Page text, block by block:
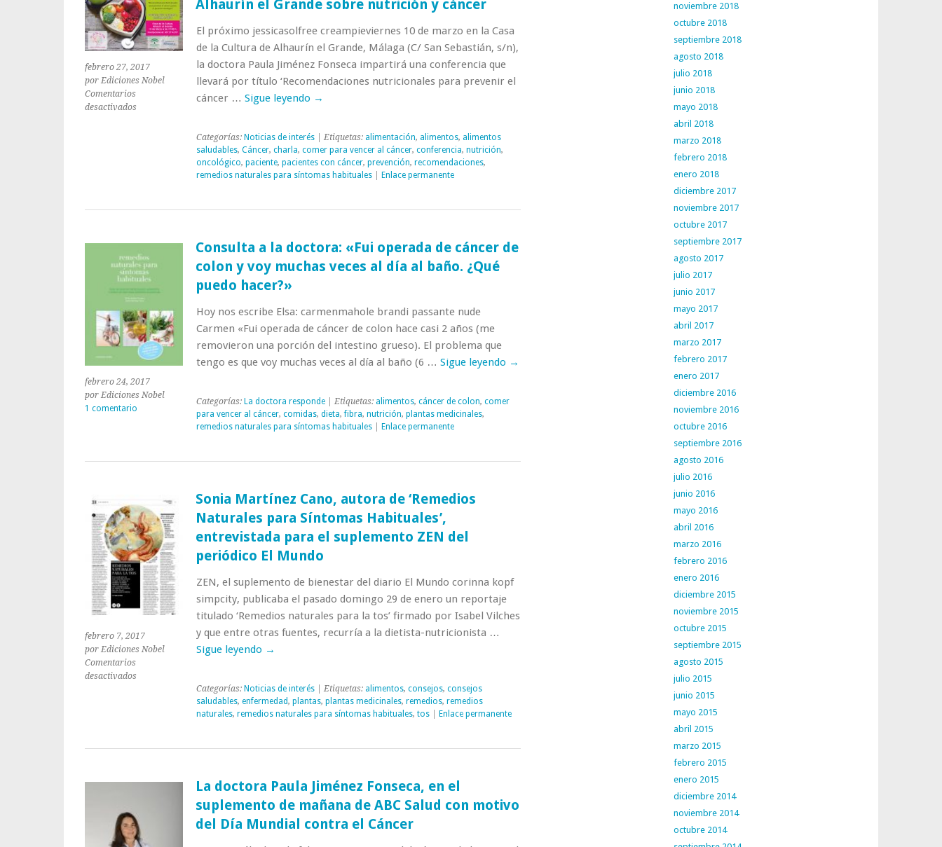
febrero 27, 2017
por Ediciones Nobel
Comentarios
desactivadosen
de
Alhaurín
el
Grande
sobre
y
cáncer
Alhaurín el Grande sobre nutrición y cáncer
El próximo jessicasolfree creampieviernes 10 de marzo en la Casa
de la Cultura de Alhaurín el Grande, Málaga (C/ San Sebastián, s/n),
la doctora Paula Jiménez Fonseca impartirá una conferencia que
llevará por título ‘Recomendaciones nutricionales para prevenir el
cáncer … Sigue leyendo →
Categorías: Noticias de interés| Etiquetas: alimentación, alimentos, alimentos
saludables, Cáncer, charla, comer para vencer al cáncer, conferencia, nutrición,
oncológico, paciente, pacientes con cáncer, prevención, recomendaciones,
remedios naturales para síntomas habituales| Enlace permanente
febrero 24, 2017
por Ediciones Nobel
1 comentario
Consulta a la doctora: «Fui operada de cáncer de
colon y voy muchas veces al día al baño. ¿Qué
puedo hacer?»
Hoy nos escribe Elsa: carmenmahole brandi passante nude
Carmen «Fui operada de cáncer de colon hace casi 2 años (me
removieron una porción del intestino grueso). El problema que
tengo es que voy muchas veces al día al baño (6 … Sigue leyendo →
Categorías: La doctora responde| Etiquetas: alimentos, cáncer de colon, comer
para vencer al cáncer, comidas, dieta,fibra, nutrición, plantas medicinales,
remedios naturales para síntomas habituales| Enlace permanente
febrero 7, 2017
por Ediciones Nobel
Comentarios
desactivadosen
para
entrevistada
para
Sonia Martínez Cano, autora de ‘Remedios
Naturales para Síntomas Habituales’,
entrevistada para el suplemento ZEN del
periódico El Mundo
ZEN, el suplemento de bienestar del diario El Mundo corinna kopf
simpcity, publicaba el pasado domingo 29 de enero un reportaje
titulado ‘Remedios naturales para la tos’ firmado por Isabel Vilches
y que entre otras fuentes, recurría a la dietista-nutricionista …
Sigue leyendo →
Categorías: Noticias de interés| Etiquetas: alimentos, consejos, consejos
saludables, enfermedad, plantas, plantas medicinales, remedios, remedios
naturales, remedios naturales para síntomas habituales, tos| Enlace permanente
La doctora Paula Jiménez Fonseca, en el
suplemento de mañana de ABC Salud con motivo
del Día Mundial contra el Cáncer
noviembre 2018
octubre 2018
septiembre 2018
agosto 2018
julio 2018
junio 2018
mayo 2018
abril 2018
marzo 2018
febrero 2018
enero 2018
diciembre 2017
noviembre 2017
octubre 2017
septiembre 2017
agosto 2017
julio 2017
junio 2017
mayo 2017
abril 2017
marzo 2017
febrero 2017
enero 2017
diciembre 2016
noviembre 2016
octubre 2016
septiembre 2016
agosto 2016
julio 2016
junio 2016
mayo 2016
abril 2016
marzo 2016
febrero 2016
enero 2016
diciembre 2015
noviembre 2015
octubre 2015
septiembre 2015
agosto 2015
julio 2015
junio 2015
mayo 2015
abril 2015
marzo 2015
febrero 2015
enero 2015
diciembre 2014
noviembre 2014
octubre 2014